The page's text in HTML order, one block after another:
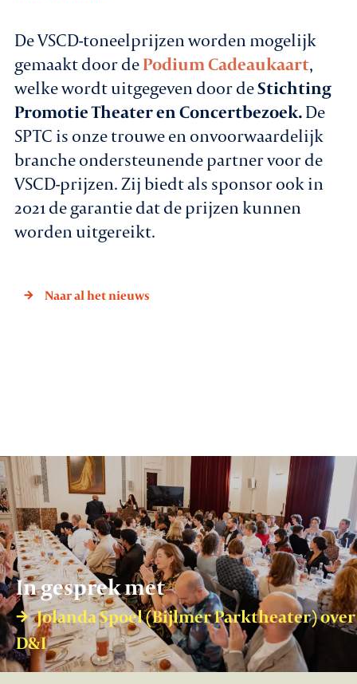
De VSCD-toneelprijzen worden mogelijk
gemaakt door dePodium Cadeaukaart,
welke wordt uitgegeven door deStichting
Promotie Theater en Concertbezoek.De
SPTC is onze trouwe en onvoorwaardelijk
branche ondersteunende partner voor de
VSCD-prijzen. Zij biedt als sponsor ook in
2021 de garantie dat de prijzen kunnen
worden uitgereikt.
Naar al het nieuws
In gesprek met
Jolanda Spoel (Bijlmer Parktheater) over
D&I